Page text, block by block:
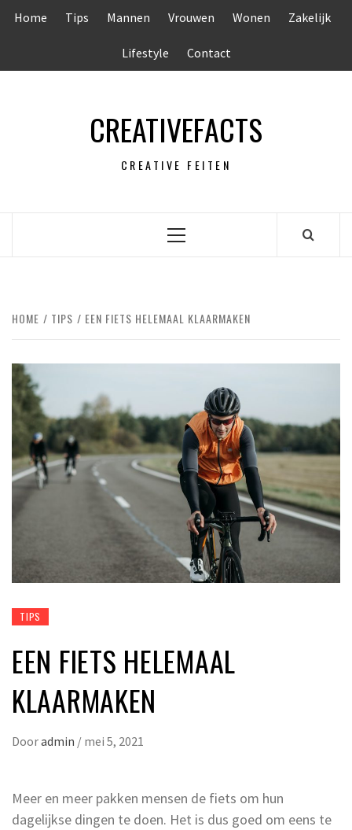
Home Tips Mannen Vrouwen Wonen Zakelijk
Lifestyle Contact
CREATIVEFACTS
CREATIVE FEITEN
Primair
HOME TIPS EEN FIETS HELEMAAL KLAARMAKEN
TIPS
EEN FIETS HELEMAAL
KLAARMAKEN
Dooradmin / mei 5, 2021
Meer en meer pakken mensen de fiets om hun
dagelijkse dingen te doen. Het is dus goed om eens te